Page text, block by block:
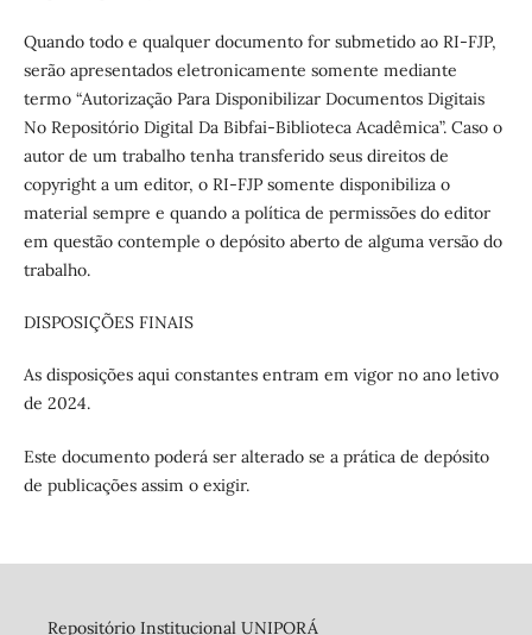
Quando todo e qualquer documento for submetido ao RI-FJP,
serão apresentados eletronicamente somente mediante
termo “Autorização Para Disponibilizar Documentos Digitais
No Repositório Digital Da Bibfai-Biblioteca Acadêmica”. Caso o
autor de um trabalho tenha transferido seus direitos de
copyright a um editor, o RI-FJP somente disponibiliza o
material sempre e quando a política de permissões do editor
em questão contemple o depósito aberto de alguma versão do
trabalho.
DISPOSIÇÕES FINAIS
As disposições aqui constantes entram em vigor no ano letivo
de 2024.
Este documento poderá ser alterado se a prática de depósito
de publicações assim o exigir.
Repositório Institucional UNIPORÁ